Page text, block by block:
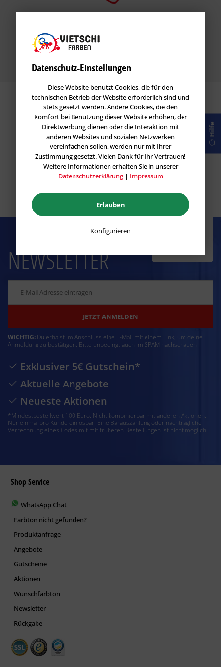
Unsere Mitarbeiter stehen jederzeit für eine
Fachberatung zur Verfügung per Chat, WhatsApp,
Qualität von namenhaften Herstellern
NEWSLETTER
JETZT ANMELDEN
WICHTIG: Du erhälst im Anschluss eine E-Mail mit einem Link, um deine
Anmeldung zu bestätigen. Bitte unbedingt auch im SPAM nachschauen
Exklusiver 5€ Gutschein*
Aktuelle Angebote
Neueste Aktionen
*Mindestbestellwert 100 Euro. Nicht kombinierbar mit anderen Aktionen.
Nur einmal pro Kunde einlösbar. Eine Barauszahlung oder nachträgliche
Verrechnung eines Codes mit mit früheren Bestellungen ist nicht möglich.
Shop Service
WhatsApp Chat
Farbton nicht gefunden?
Produktanfrage
Angebote
Gutscheine
Aktionen
Wunschfarbton
Newsletter
Rückgabe
Hilfe
Datenschutz-Einstellungen
Diese Website benutzt Cookies, die für den
technischen Betrieb der Website erforderlich sind und
stets gesetzt werden. Andere Cookies, die den
Komfort bei Benutzung dieser Website erhöhen, der
Direktwerbung dienen oder die Interaktion mit
anderen Websites und sozialen Netzwerken
vereinfachen sollen, werden nur mit Ihrer
Zustimmung gesetzt. Vielen Dank für Ihr Vertrauen!
Weitere Informationen erhalten Sie in unserer
Datenschutzerklärung| Impressum
Erlauben
Konfigurieren